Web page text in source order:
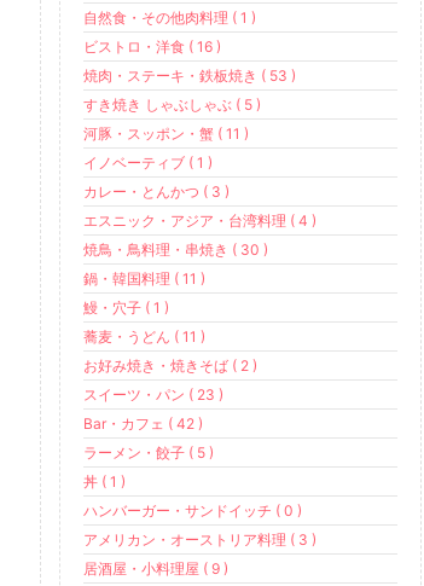
自然食・その他肉料理 ( 1 )
ビストロ・洋食 ( 16 )
焼肉・ステーキ・鉄板焼き ( 53 )
すき焼き しゃぶしゃぶ ( 5 )
河豚・スッポン・蟹 ( 11 )
イノベーティブ ( 1 )
カレー・とんかつ ( 3 )
エスニック・アジア・台湾料理 ( 4 )
焼鳥・鳥料理・串焼き ( 30 )
鍋・韓国料理 ( 11 )
鰻・穴子 ( 1 )
蕎麦・うどん ( 11 )
お好み焼き・焼きそば ( 2 )
スイーツ・パン ( 23 )
Bar・カフェ ( 42 )
ラーメン・餃子 ( 5 )
丼 ( 1 )
ハンバーガー・サンドイッチ ( 0 )
アメリカン・オーストリア料理 ( 3 )
居酒屋・小料理屋 ( 9 )